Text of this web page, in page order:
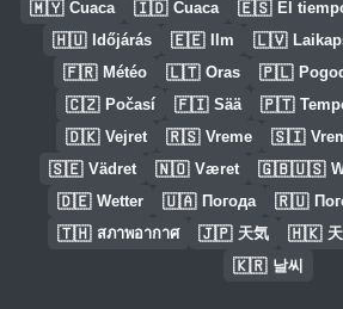
🇲🇾 Cuaca 🇮🇩 Cuaca 🇪🇸 El
🇭🇺 Időjárás 🇪🇪 Ilm 🇱🇻
🇫🇷 Météo 🇱🇹 Oras 🇵🇱
🇨🇿 Počasí 🇫🇮 Sää 🇵🇹
🇩🇰 Vejret 🇷🇸 Vreme 🇸🇮
🇸🇪 Vädret 🇳🇴 Været 🇬🇧🇺🇸
🇩🇪 Wetter 🇺🇦 Погода 🇷🇺
🇹🇭 สภาพอากาศ 🇯🇵 天気 🇭🇰
🇰🇷 날씨